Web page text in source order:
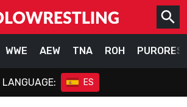
WWE AEW TNA ROH
LANGUAGE: ES